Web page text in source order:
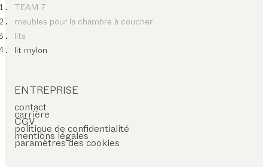
TEAM 7
meubles pour la chambre à coucher
lits
lit mylon
ENTREPRISE
contact
carrière
CGV
politique de confidentialité
mentions légales
paramètres des cookies